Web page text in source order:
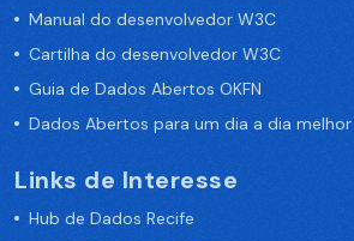
Manual do desenvolvedor W3C
Cartilha do desenvolvedor W3C
Guia de Dados Abertos OKFN
Dados Abertos para um dia a dia melhor
Links de Interesse
Hub de Dados Recife